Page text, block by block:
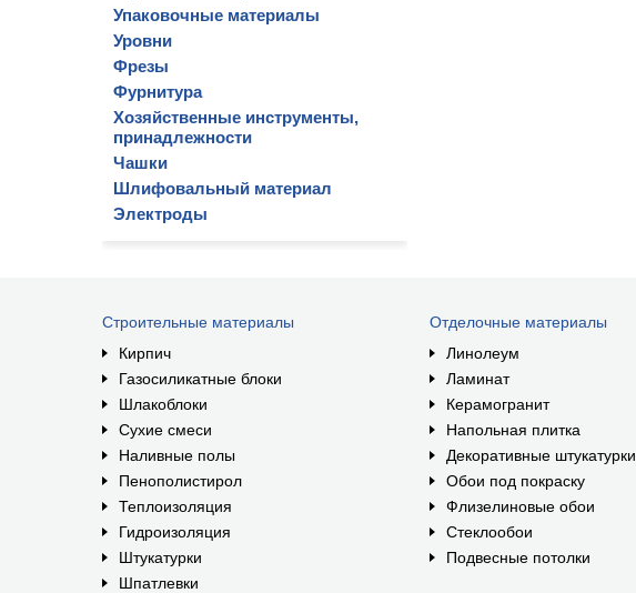
Упаковочные материалы
Уровни
Фрезы
Фурнитура
Хозяйственные инструменты,
принадлежности
Чашки
Шлифовальный материал
Электроды
Строительные материалы
Кирпич
Газосиликатные блоки
Шлакоблоки
Сухие смеси
Наливные полы
Пенополистирол
Теплоизоляция
Гидроизоляция
Штукатурки
Шпатлевки
Отделочные материалы
Линолеум
Ламинат
Керамогранит
Напольная плитка
Декоративные штукатурки
Обои под покраску
Флизелиновые обои
Стеклообои
Подвесные потолки